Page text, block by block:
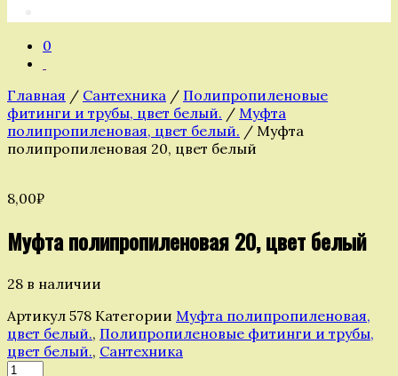
0
Главная / Сантехника / Полипропиленовые
фитинги и трубы, цвет белый. / Муфта
полипропиленовая, цвет белый. / Муфта
полипропиленовая 20, цвет белый
8,00₽
Муфта полипропиленовая 20, цвет белый
28 в наличии
Артикул 578 Категории Муфта полипропиленовая,
цвет белый., Полипропиленовые фитинги и трубы,
цвет белый., Сантехника
Количество